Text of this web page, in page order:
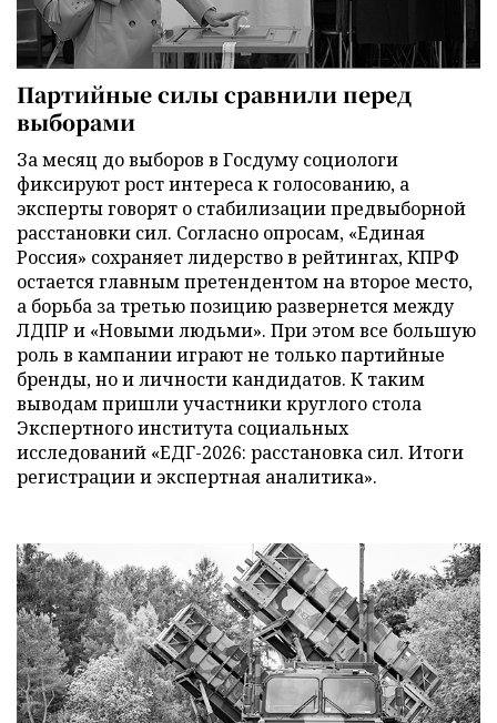
Партийные силы сравнили перед
выборами
За месяц до выборов в Госдуму социологи
фиксируют рост интереса к голосованию, а
эксперты говорят о стабилизации предвыборной
расстановки сил. Согласно опросам, «Единая
Россия» сохраняет лидерство в рейтингах, КПРФ
остается главным претендентом на второе место,
а борьба за третью позицию развернется между
ЛДПР и «Новыми людьми». При этом все большую
роль в кампании играют не только партийные
бренды, но и личности кандидатов. К таким
выводам пришли участники круглого стола
Экспертного института социальных
исследований «ЕДГ-2026: расстановка сил. Итоги
регистрации и экспертная аналитика».